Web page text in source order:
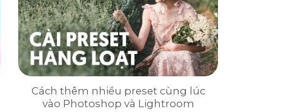
Cách thêm nhiều preset cùng lúc
vào Photoshop và Lightroom